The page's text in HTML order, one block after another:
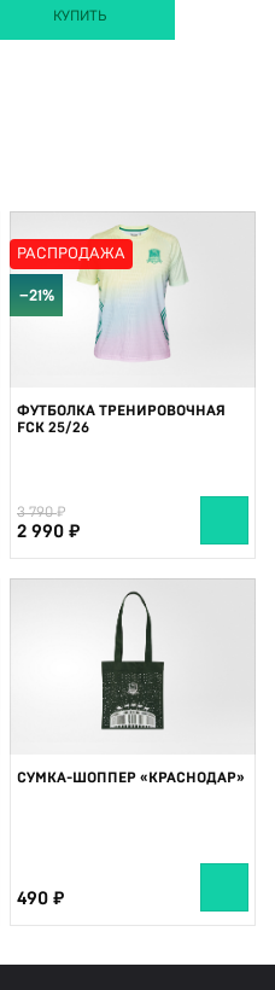
КУПИТЬ
РАСПРОДАЖА
−21%
ФУТБОЛКА ТРЕНИРОВОЧНАЯ
FCK 25/26
3 790
2 990
СУМКА-ШОППЕР «КРАСНОДАР»
490